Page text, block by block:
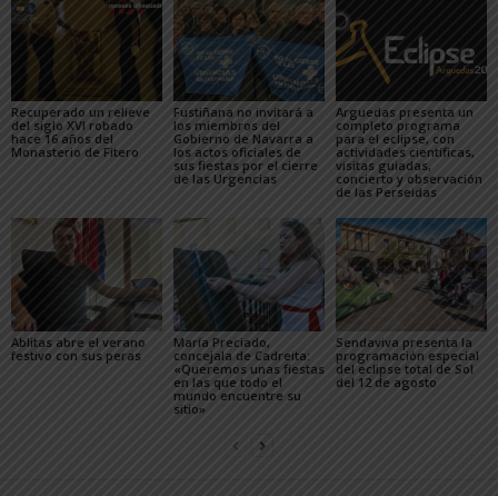
Recuperado un relieve
del siglo XVI robado
hace 16 años del
Monasterio de Fitero
Fustiñana no invitará a
los miembros del
Gobierno de Navarra a
los actos oficiales de
sus fiestas por el cierre
de las Urgencias
Arguedas presenta un
completo programa
para el eclipse, con
actividades científicas,
visitas guiadas,
concierto y observación
de las Perseidas
Ablitas abre el verano
festivo con sus peras
María Preciado,
concejala de Cadreita:
«Queremos unas fiestas
en las que todo el
mundo encuentre su
sitio»
Sendaviva presenta la
programación especial
del eclipse total de Sol
del 12 de agosto